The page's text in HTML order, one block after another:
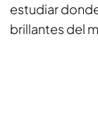
estudiar
brillantes del